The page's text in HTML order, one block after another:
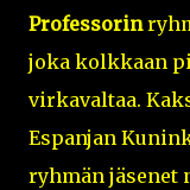
Professorin
joka kolkkaan
virkavaltaa.
Espanjan
ryhmän jäsenet